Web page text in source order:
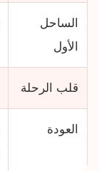
الساحل
الأول
قلب الرحلة
العودة